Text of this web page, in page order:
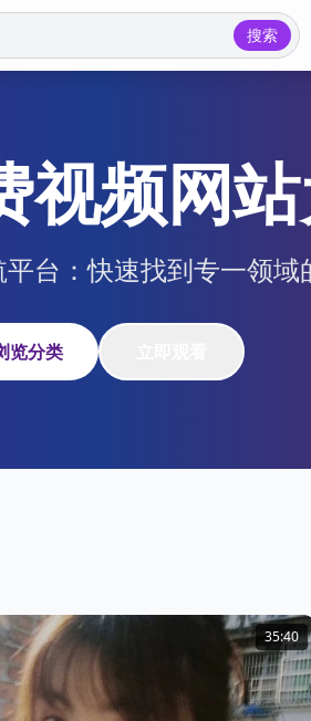
搜索
视频网
台：快速找到专一领域
览分类
35:40